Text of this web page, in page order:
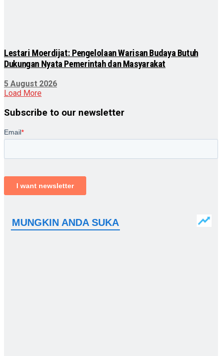
Lestari Moerdijat: Pengelolaan Warisan Budaya Butuh
Dukungan Nyata Pemerintah dan Masyarakat
5 August 2026
Load More
Subscribe to our newsletter